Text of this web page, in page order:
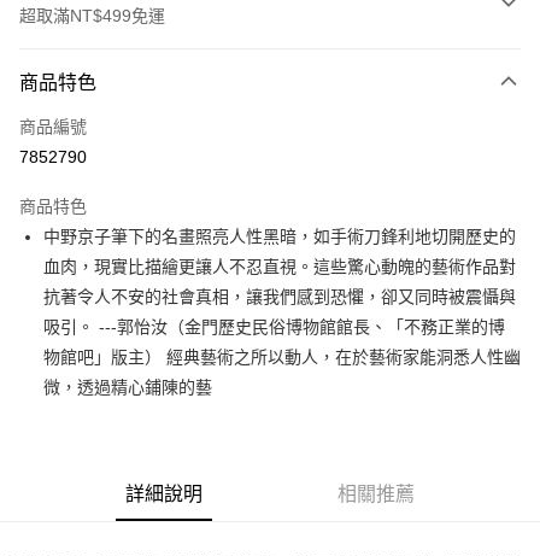
超取滿NT$499免運
信用卡一次付款
ATM付款
運送方式
付款後全家取貨
每筆NT$60，滿NT$499(含以上)免運費
付款後7-11取貨
每筆NT$60，滿NT$499(含以上)免運費
宅配
商品特色
商品編號
7852790
商品特色
中野京子筆下的名畫照亮人性黑暗，如手術刀鋒利地切開歷史的
血肉，現實比描繪更讓人不忍直視。這些驚心動魄的藝術作品對
抗著令人不安的社會真相，讓我們感到恐懼，卻又同時被震懾與
吸引。 ---郭怡汝（金門歷史民俗博物館館長、「不務正業的博
物館吧」版主） 經典藝術之所以動人，在於藝術家能洞悉人性幽
微，透過精心鋪陳的藝
詳細說明 相關推薦